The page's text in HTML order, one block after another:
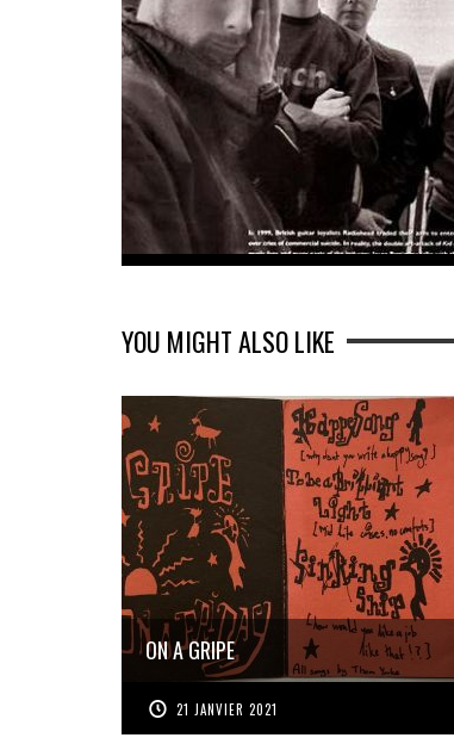
YOU MIGHT ALSO LIKE
ON A GRIPE
21 JANVIER 2021